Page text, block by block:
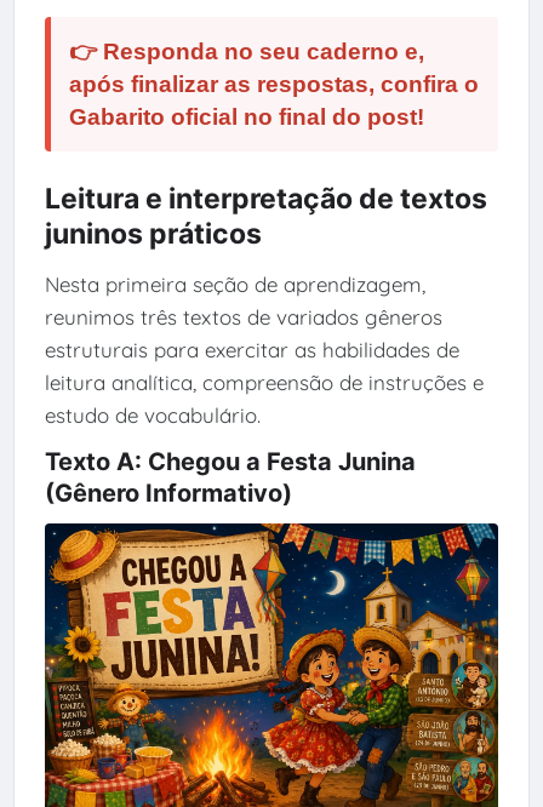
👉 Responda no seu caderno e,
após finalizar as respostas, confira o
Gabarito oficial no final do post!
Leitura e interpretação de textos
juninos práticos
Nesta primeira seção de aprendizagem,
reunimos três textos de variados gêneros
estruturais para exercitar as habilidades de
leitura analítica, compreensão de instruções e
estudo de vocabulário.
Texto A: Chegou a Festa Junina
(Gênero Informativo)